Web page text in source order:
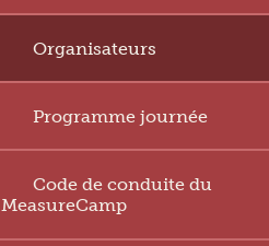
Organisateurs
Programme journée
Code de conduite du
MeasureCamp